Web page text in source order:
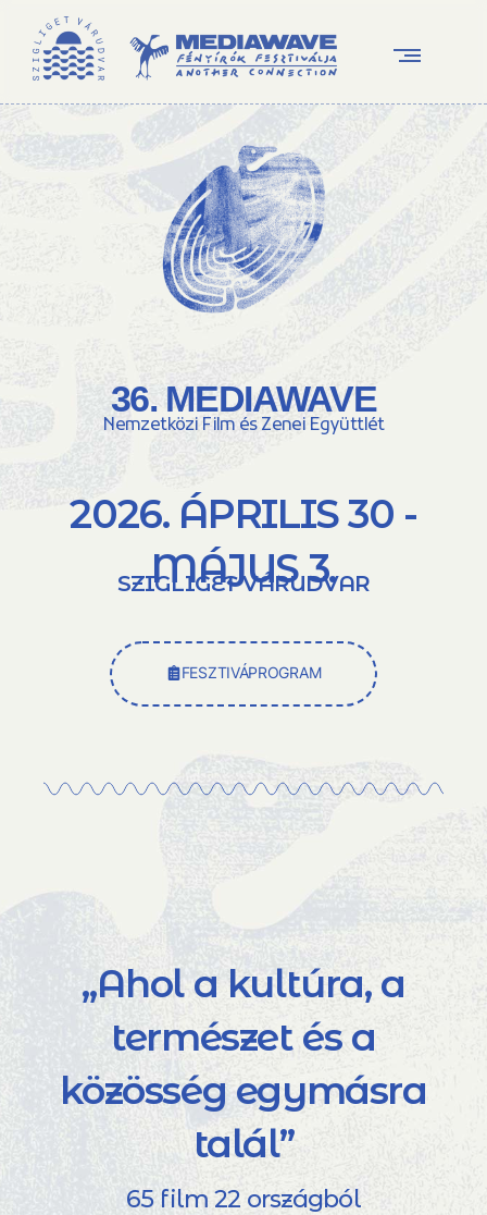
36. MEDIAWAVE
Nemzetközi Film és Zenei Együttlét
2026. ÁPRILIS 30 -
MÁJUS 3.
SZIGLIGET VÁRUDVAR
FESZTIVÁPROGRAM
„Ahol a kultúra, a
természet és a
közösség egymásra
talál”
65 film 22 országból